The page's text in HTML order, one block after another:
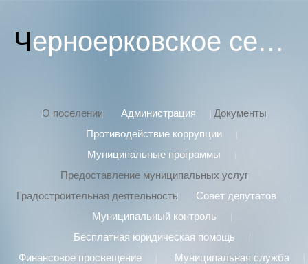
Черноерковское сельское поселение
О поселении Администрация
Документы
Противодействие коррупции
Муниципальные программы
Предоставление муниципальных услуг
Градостроительная деятельность
Совет депутатов
Муниципальный контроль
Бесплатная юридическая помощь
Финансовое просвещение
Муниципальная служба